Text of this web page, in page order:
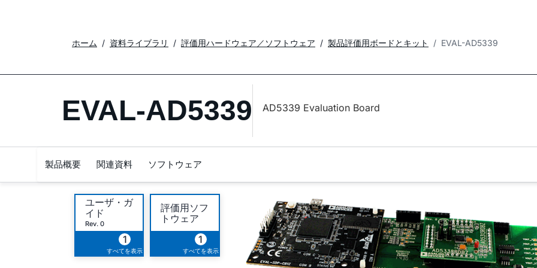
ホーム 資料ライブラリ 評価用ハードウェア／ソフトウェア 製品評価用ボードとキット EVAL-AD5339
EVAL-AD5339 AD5339 Evaluation Board
製品概要 関連資料 ソフトウェア
ユーザ・ガ
イド
Rev. 0
1
すべてを表示
評価用ソフ
トウェア
1
すべてを表示